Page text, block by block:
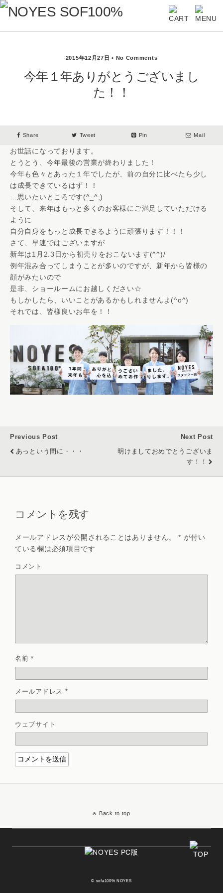
2015年12月27日 • No Comments
今年１年ありがとうございまし
た！！
Share Tweet Pin Mail
お世話になっております。
とうとう、今年最後の営業が終わりました！
今年も色々とあった１年でしたが、前の自分に比べたら少し
は成長できているはず！！
…思いたいところです(^_^;)
そして、来年はもっと多くのお客様にご満足していただける
ように
自分自身をもっと成長できるように頑張ります！！！
さて、早速ではございますが
新年は1月2.3日から初売りをおこないます(^^)/
例年混み合ってしまうことが多いのですが、新年から皆様の
顔がみたいので
是非、ショールームにお越しください☆
もしかしたら、いいことがあるかもしれませんよ(^o^)
それでは、皆様良いお年を！！
Previous Post
あっという間に・・・
Next Post
明けましておめでとうございま
す！！
コメントを残す
メールアドレスが公開されることはありません。 * が付い
ている欄は必須項目です
コメント
名前*
メールアドレス *
ウェブサイト
Back to top
© sofa100% NOYES